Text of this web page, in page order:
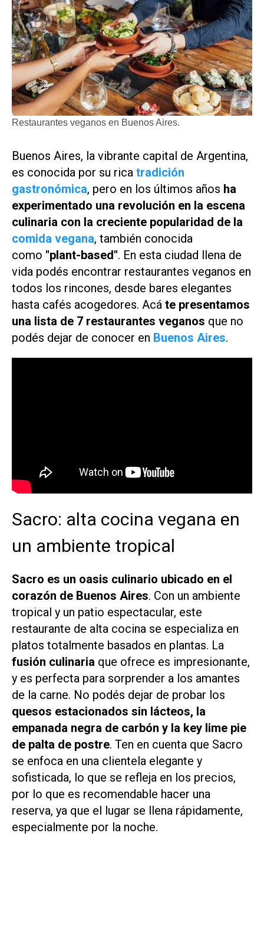
Restaurantes veganos en Buenos Aires.
Buenos Aires, la vibrante capital de Argentina,
es conocida por su rica tradición
gastronómica, pero en los últimos años ha
experimentado una revolución en la escena
culinaria con la creciente popularidad de la
comida vegana, también conocida
como "plant-based". En esta ciudad llena de
vida podés encontrar restaurantes veganos en
todos los rincones, desde bares elegantes
hasta cafés acogedores. Acá te presentamos
una lista de 7 restaurantes veganos que no
podés dejar de conocer en Buenos Aires.
Sacro: alta cocina vegana en
un ambiente tropical
Sacro es un oasis culinario ubicado en el
corazón de Buenos Aires. Con un ambiente
tropical y un patio espectacular, este
restaurante de alta cocina se especializa en
platos totalmente basados ​​en plantas. La
fusión culinaria que ofrece es impresionante,
y es perfecta para sorprender a los amantes
de la carne. No podés dejar de probar los
quesos estacionados sin lácteos, la
empanada negra de carbón y la key lime pie
de palta de postre. Ten en cuenta que Sacro
se enfoca en una clientela elegante y
sofisticada, lo que se refleja en los precios,
por lo que es recomendable hacer una
reserva, ya que el lugar se llena rápidamente,
especialmente por la noche.